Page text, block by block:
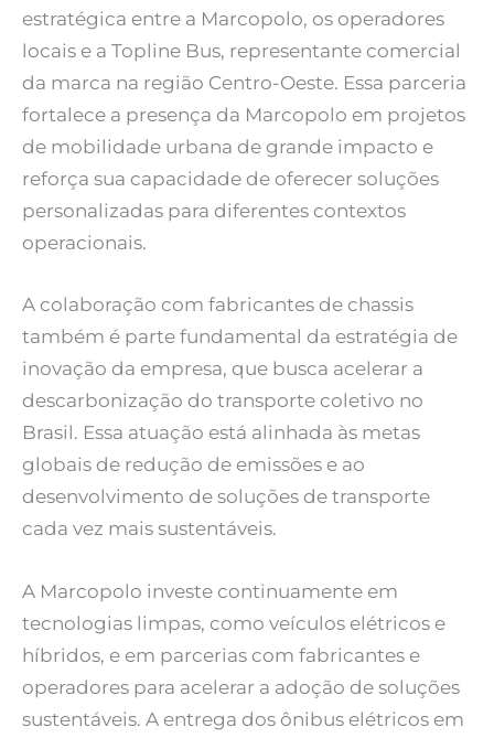
estratégica entre a Marcopolo, os operadores
locais e a Topline Bus, representante comercial
da marca na região Centro-Oeste. Essa parceria
fortalece a presença da Marcopolo em projetos
de mobilidade urbana de grande impacto e
reforça sua capacidade de oferecer soluções
personalizadas para diferentes contextos
operacionais.
A colaboração com fabricantes de chassis
também é parte fundamental da estratégia de
inovação da empresa, que busca acelerar a
descarbonização do transporte coletivo no
Brasil. Essa atuação está alinhada às metas
globais de redução de emissões e ao
desenvolvimento de soluções de transporte
cada vez mais sustentáveis.
A Marcopolo investe continuamente em
tecnologias limpas, como veículos elétricos e
híbridos, e em parcerias com fabricantes e
operadores para acelerar a adoção de soluções
sustentáveis. A entrega dos ônibus elétricos em